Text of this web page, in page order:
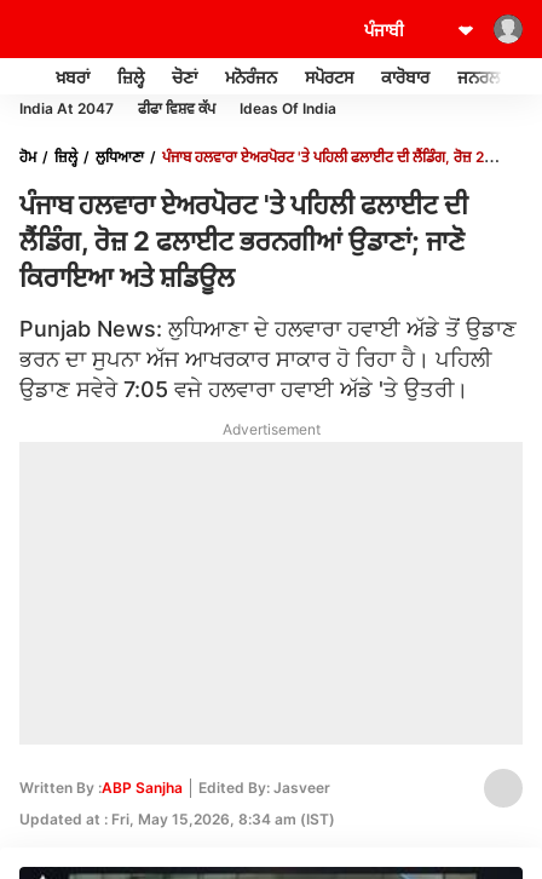
ਖ਼ਬਰਾਂ ਜ਼ਿਲ੍ਹੇ ਚੋਣਾਂ ਮਨੋਰੰਜਨ ਸਪੋਰਟਸ ਕਾਰੋਬਾਰ ਜਨਰਲ ਨੌਲਜ
India At 2047 ਫੀਫਾ ਵਿਸ਼ਵ ਕੱਪ Ideas Of India
ਹੋਮ ਜ਼ਿਲ੍ਹੇ ਲੁਧਿਆਣਾ
ਪੰਜਾਬ ਹਲਵਾਰਾ ਏਅਰਪੋਰਟ 'ਤੇ ਪਹਿਲੀ ਫਲਾਈਟ ਦੀ ਲੈਂਡਿੰਗ, ਰੋਜ਼ 2
ਪੰਜਾਬ ਹਲਵਾਰਾ ਏਅਰਪੋਰਟ 'ਤੇ ਪਹਿਲੀ ਫਲਾਈਟ ਦੀ
ਲੈਂਡਿੰਗ, ਰੋਜ਼ 2 ਫਲਾਈਟ ਭਰਨਗੀਆਂ ਉਡਾਣਾਂ; ਜਾਣੋ
ਕਿਰਾਇਆ ਅਤੇ ਸ਼ਡਿਊਲ
Punjab News: ਲੁਧਿਆਣਾ ਦੇ ਹਲਵਾਰਾ ਹਵਾਈ ਅੱਡੇ ਤੋਂ ਉਡਾਣ
ਭਰਨ ਦਾ ਸੁਪਨਾ ਅੱਜ ਆਖਰਕਾਰ ਸਾਕਾਰ ਹੋ ਰਿਹਾ ਹੈ। ਪਹਿਲੀ
ਉਡਾਣ ਸਵੇਰੇ 7:05 ਵਜੇ ਹਲਵਾਰਾ ਹਵਾਈ ਅੱਡੇ 'ਤੇ ਉਤਰੀ।
Advertisement
Written By :ABP Sanjha
Edited By: Jasveer
Updated at : Fri, May 15,2026, 8:34 am (IST)